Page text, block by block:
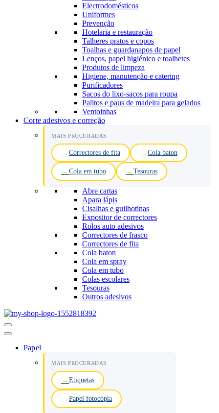
Electrodomésticos
Uniformes
Prevenção
Hotelaria e restauração
Talheres pratos e copos
Toalhas e guardanapos de papel
Lenços, papel higiénico e toalhetes
Produtos de limpeza
Higiene, manutenção e catering
Purificadores
Sacos do lixo-sacos para roupa
Palitos e paus de madeira para gelados
Ventoinhas
Corte adesivos e correção
MAIS PROCURADAS
Correctores de fita Cola baton
Cola em tubo Tesouras
Abre cartas
Apara lápis
Cisalhas e guilhotinas
Expositor de correctores
Rolos auto adesivos
Correctores de frasco
Correctores de fita
Cola baton
Cola em spray
Cola em tubo
Colas escolares
Tesouras
Outros adesivos
Menu
de
Papel
MAIS PROCURADAS
Etiquetas
Papel fotocópia